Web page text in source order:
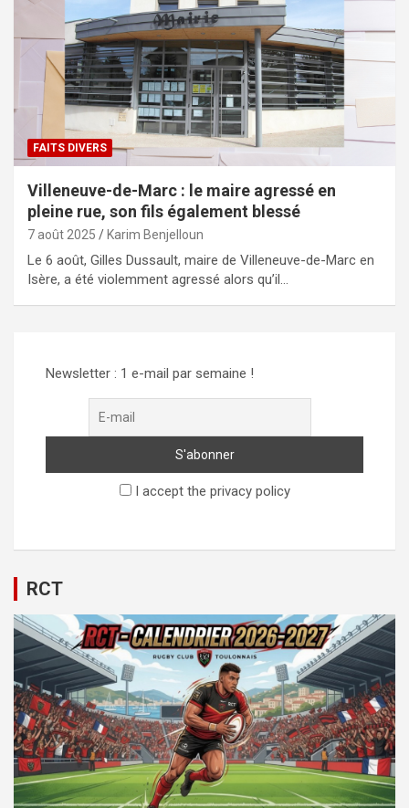
FAITS DIVERS
Villeneuve-de-Marc : le maire agressé en
pleine rue, son fils également blessé
7 août 2025 Karim Benjelloun
Le 6 août, Gilles Dussault, maire de Villeneuve-de-Marc en
Isère, a été violemment agressé alors qu’il…
Newsletter : 1 e-mail par semaine !
I accept the privacy policy
RCT